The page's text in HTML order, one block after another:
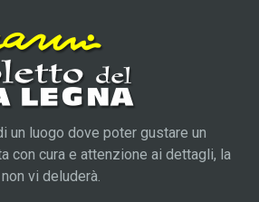
un luogo dove poter gustare un
con cura e attenzione ai dettagli, la
vi deluderà.